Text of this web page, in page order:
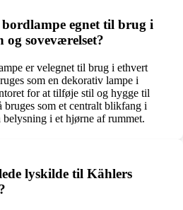
egnet til brug i
og soveværelset?
er velegnet til brug i ethvert
som en dekorativ lampe i
for at tilføje stil og hygge til
bruges som et centralt blikfang i
belysning i et hjørne af rummet.
lyskilde til Kählers